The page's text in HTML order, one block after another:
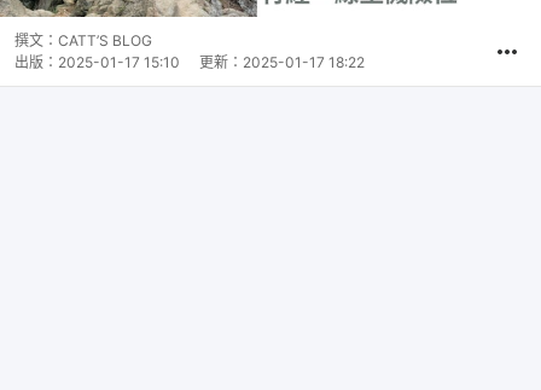
撰文： CATT’S BLOG
出版： 2025-01-17 15:10 更新： 2025-01-17 18:22